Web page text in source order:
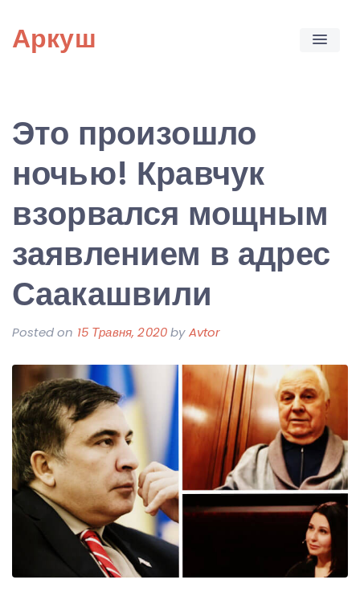
content
Аркуш
Это произошло
ночью! Кравчук
взорвался мощным
заявлением в адрес
Саакашвили
Posted on 15 Травня, 2020byAvtor